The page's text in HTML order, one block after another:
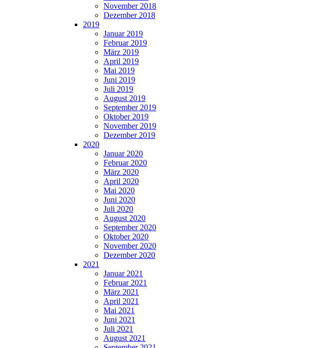
November 2018
Dezember 2018
2019
Januar 2019
Februar 2019
März 2019
April 2019
Mai 2019
Juni 2019
Juli 2019
August 2019
September 2019
Oktober 2019
November 2019
Dezember 2019
2020
Januar 2020
Februar 2020
März 2020
April 2020
Mai 2020
Juni 2020
Juli 2020
August 2020
September 2020
Oktober 2020
November 2020
Dezember 2020
2021
Januar 2021
Februar 2021
März 2021
April 2021
Mai 2021
Juni 2021
Juli 2021
August 2021